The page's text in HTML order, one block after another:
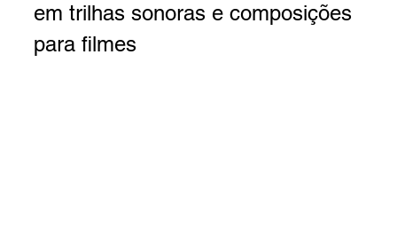
em trilhas sonoras e composições
para filmes